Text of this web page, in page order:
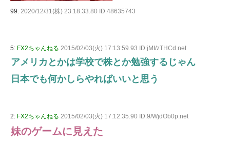
99: 2020/12/31(株) 23:18:33.80 ID:48635743
5: FX2ちゃんねる 2015/02/03(火) 17:13:59.93 ID:jMI/zTHCd.net
アメリカとかは学校で株とか勉強するじゃん
日本でも何かしらやればいいと思う
2: FX2ちゃんねる 2015/02/03(火) 17:12:35.90 ID:9/WjdOb0p.net
妹のゲームに見えた